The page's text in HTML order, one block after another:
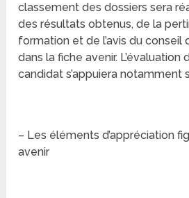
classement des dossiers sera
des résultats obtenus, de la
formation et de l’avis du conseil
dans la fiche avenir. L’évaluation
candidat s’appuiera notamment
– Les éléments d’appréciation
avenir